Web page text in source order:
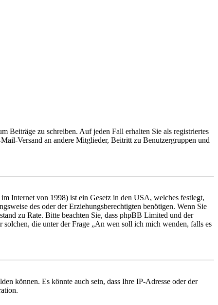
Beiträge zu schreiben. Auf jeden Fall erhalten Sie als registriertes
Versand an andere Mitglieder, Beitritt zu Benutzergruppen und
Internet von 1998) ist ein Gesetz in den USA, welches festlegt,
des oder der Erziehungsberechtigten benötigen. Wenn Sie
zu Rate. Bitte beachten Sie, dass phpBB Limited und der
die unter der Frage „An wen soll ich mich wenden, falls es
können. Es könnte auch sein, dass Ihre IP-Adresse oder der